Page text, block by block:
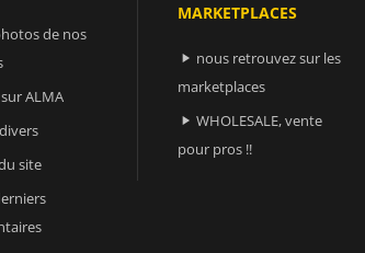
de nos
ALMA
site
MARKETPLACES
 nous retrouvez sur les
marketplaces
 WHOLESALE, vente
pour pros !!